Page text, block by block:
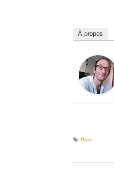
À propos
Droit